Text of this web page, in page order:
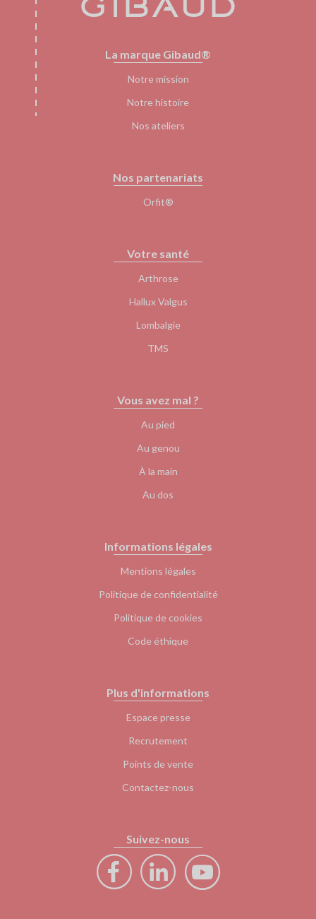
La marque Gibaud®
Notre mission
Notre histoire
Nos ateliers
Nos partenariats
Orfit®
Votre santé
Arthrose
Hallux Valgus
Lombalgie
TMS
Vous avez mal ?
Au pied
Au genou
À la main
Au dos
Informations légales
Mentions légales
Politique de confidentialité
Politique de cookies
Code éthique
Plus d'informations
Espace presse
Recrutement
Points de vente
Contactez-nous
Suivez-nous